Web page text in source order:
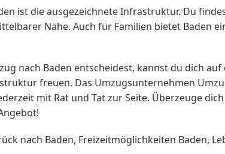
ist die ausgezeichnete Infrastruktur. Du
Nähe. Auch für Familien bietet Baden
nach Baden entscheidest, kannst du dich
freuen. Das Umzugsunternehmen
mit Rat und Tat zur Seite. Überzeuge
nach Baden, Freizeitmöglichkeiten Baden,